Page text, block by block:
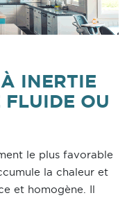
INERTIE
FLUIDE OU
le plus favorable
la chaleur et
et homogène. Il